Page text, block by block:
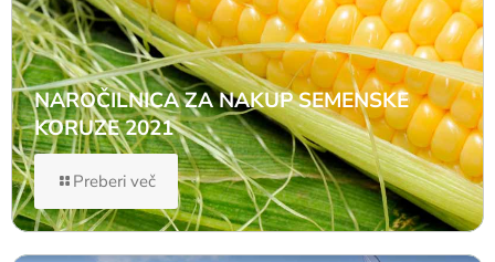
NAROČILNICA ZA NAKUP SEMENSKE
KORUZE 2021
Preberi več